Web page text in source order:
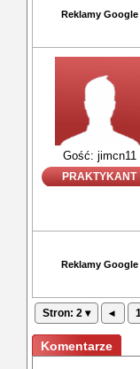
Reklamy Google
Gość: jimcn11
PRAKTYKANT
Reklamy Google
Stron: 2 ▾ ◂
Komentarze